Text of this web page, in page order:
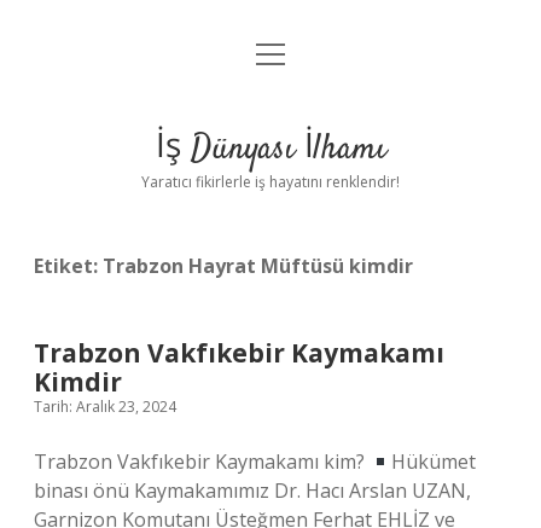
Anasayfa
Yasal Uyarı
menüyü
İş Dünyası İlhamı
Yaratıcı fikirlerle iş hayatını renklendir!
Etiket: Trabzon Hayrat Müftüsü kimdir
Trabzon Vakfıkebir Kaymakamı
Kimdir
Tarih: Aralık 23, 2024
Trabzon Vakfıkebir Kaymakamı kim?
Hükümet
binası önü Kaymakamımız Dr. Hacı Arslan UZAN,
Garnizon Komutanı Üsteğmen Ferhat EHLİZ ve